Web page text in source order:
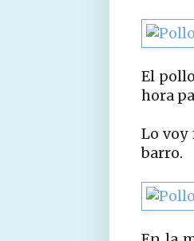
El
hora
Lo voy
barro.